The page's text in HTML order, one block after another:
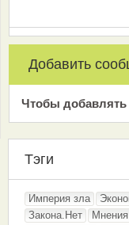
Добавить
Чтобы
Тэги
Империя зла
Закона.Нет
Мнения